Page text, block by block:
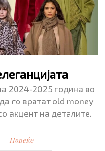
2024-2025 година во
го вратат old money
акцент на деталите.
Повеќе